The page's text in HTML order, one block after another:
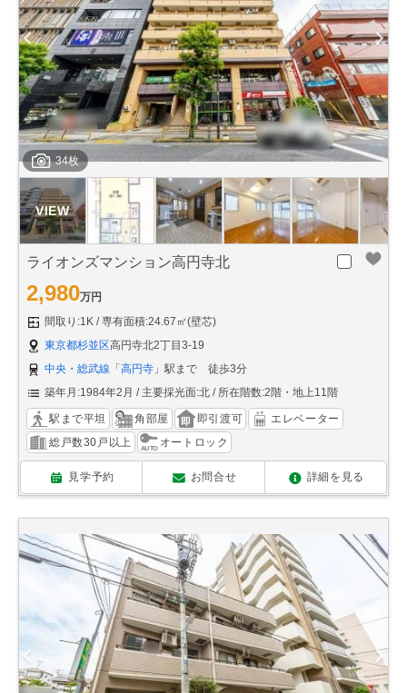
34枚
ライオンズマンション高円寺北
2,980万円
間取り:1K
専有面積:24.67㎡(壁芯)
東京都杉並区高円寺北2丁目3-19
中央・総武線 「 高円寺 」駅まで 徒歩3分
築年月:1984年2月
主要採光面:北 所在階数:2階・地上11階
駅まで平坦 角部屋 即引渡可
エレベーター
総戸数30戸以上
オートロック
見学予約 お問合せ 詳細を見る